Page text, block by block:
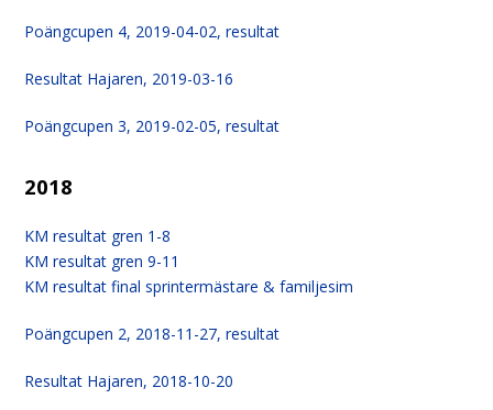
Poängcupen 4, 2019-04-02, resultat
Resultat Hajaren, 2019-03-16
Poängcupen 3, 2019-02-05, resultat
2018
KM resultat gren 1-8
KM resultat gren 9-11
KM resultat final sprintermästare & familjesim
Poängcupen 2, 2018-11-27, resultat
Resultat Hajaren, 2018-10-20